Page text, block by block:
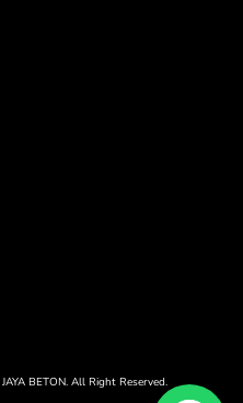
BETON. All Right Reserved.